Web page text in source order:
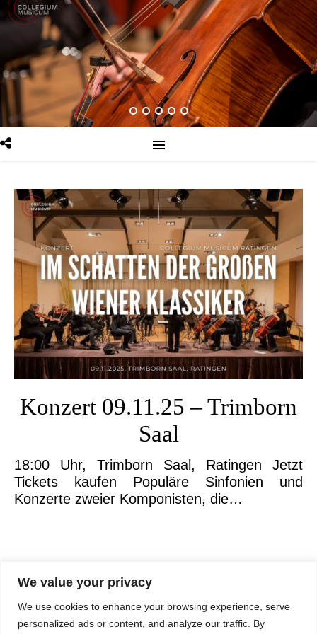
We value your privacy
We use cookies to enhance your browsing experience, serve
personalized ads or content, and analyze our traffic. By
Konzert 09.11.25 – Trimborn
Saal
18:00 Uhr, Trimborn Saal, Ratingen Jetzt
Tickets kaufen Populäre Sinfonien und
Konzerte zweier Komponisten, die…